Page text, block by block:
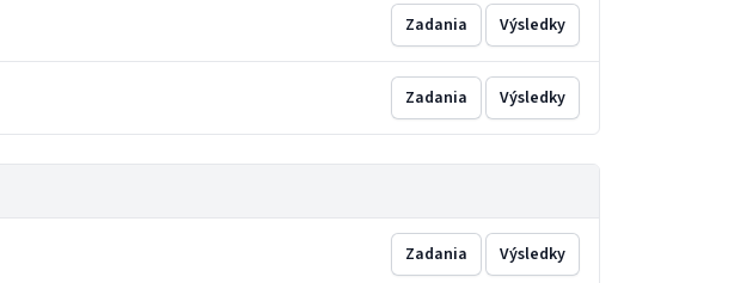
Zadania Výsledky
Zadania Výsledky
Zadania Výsledky